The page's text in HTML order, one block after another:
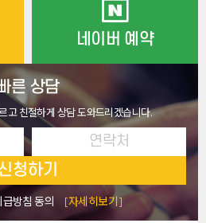
네이버 예약
른 상담
고 친절하게 상담 도와드리겠습니다.
청하기
방침 동의 [자세히보기]